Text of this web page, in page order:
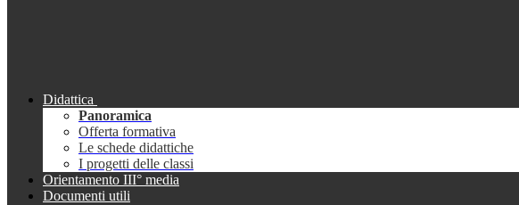
Didattica
Panoramica
Offerta formativa
Le schede didattiche
I progetti delle classi
Orientamento III° media
Documenti utili